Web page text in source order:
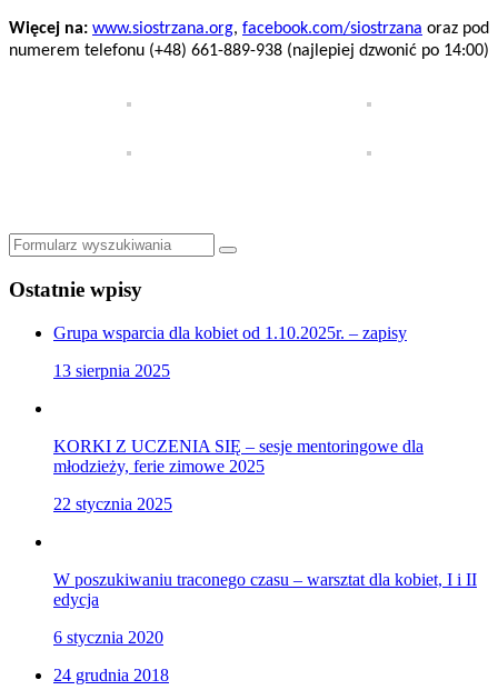
Więcej na: www.siostrzana.org, facebook.com/siostrzana oraz pod
numerem telefonu (+48) 661-889-938 (najlepiej dzwonić po 14:00)
Szukaj
Ostatnie wpisy
Grupa wsparcia dla kobiet od 1.10.2025r. – zapisy
13 sierpnia 2025
KORKI Z UCZENIA SIĘ – sesje mentoringowe dla
młodzieży, ferie zimowe 2025
22 stycznia 2025
W poszukiwaniu traconego czasu – warsztat dla kobiet, I i II
edycja
6 stycznia 2020
24 grudnia 2018